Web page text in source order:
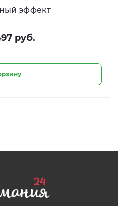
эффект
руб.